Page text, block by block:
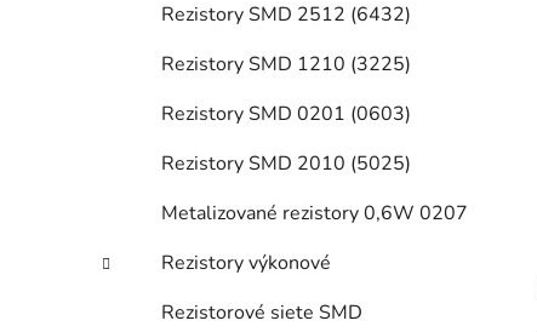
Rezistory SMD 2512 (6432)
Rezistory SMD 1210 (3225)
Rezistory SMD 0201 (0603)
Rezistory SMD 2010 (5025)
Metalizované rezistory 0,6W 0207
Rezistory výkonové
Rezistorové siete SMD